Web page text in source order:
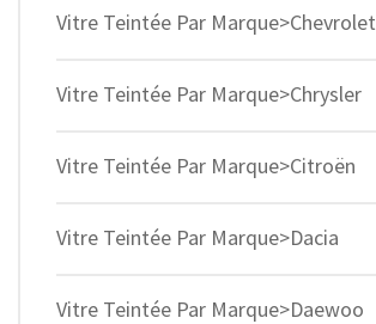
Vitre Teintée Par Marque>Chevrolet
Vitre Teintée Par Marque>Chrysler
Vitre Teintée Par Marque>Citroën
Vitre Teintée Par Marque>Dacia
Vitre Teintée Par Marque>Daewoo